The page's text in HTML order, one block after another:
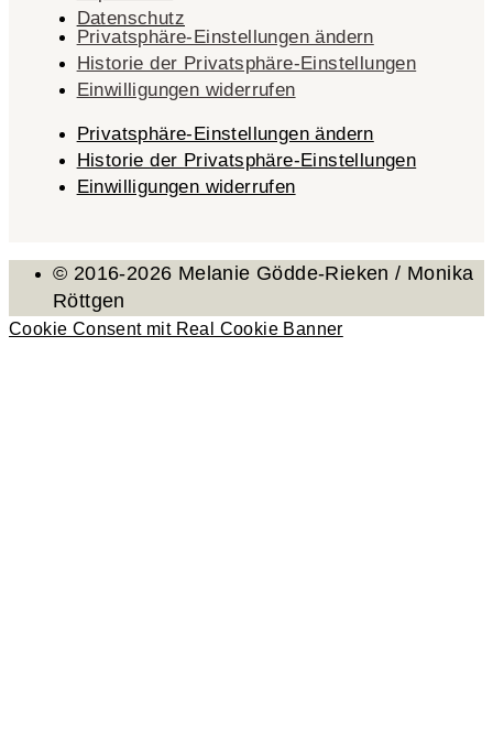
Datenschutz
Privatsphäre-Einstellungen ändern
Historie der Privatsphäre-Einstellungen
Einwilligungen widerrufen
Privatsphäre-Einstellungen ändern
Historie der Privatsphäre-Einstellungen
Einwilligungen widerrufen
© 2016-2026 Melanie Gödde-Rieken / Monika
Röttgen
Cookie Consent mit Real Cookie Banner